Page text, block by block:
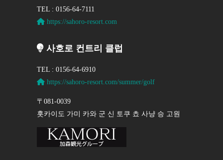
TEL : 0156-64-7111
https://sahoro-resort.com
사호로 컨트리 클럽
TEL : 0156-64-6910
https://sahoro-resort.com/summer/golf
〒081-0039
홋카이도 가미 카와 군 신 토쿠 쵸 사냥 승 고원